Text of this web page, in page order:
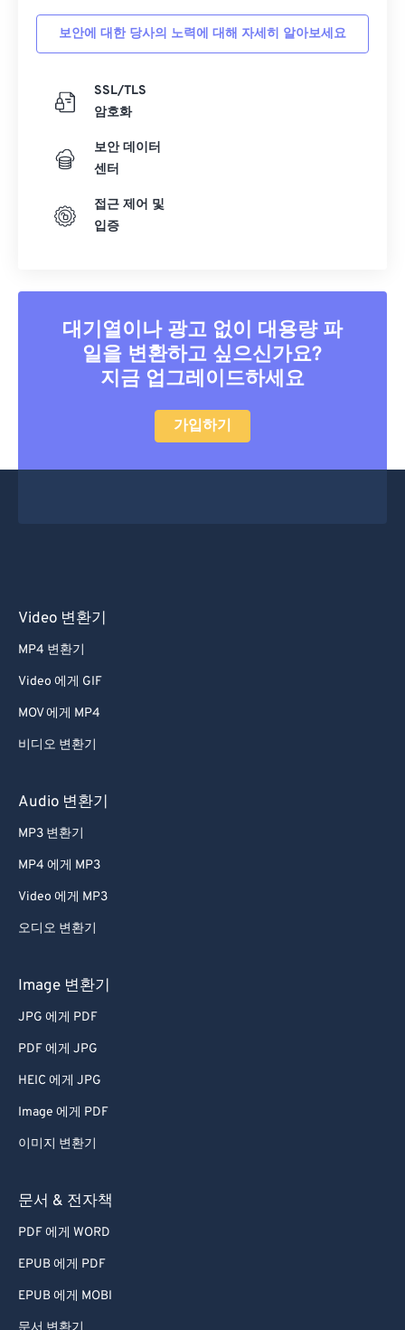
보안에 대한 당사의 노력에 대해 자세히 알아보세요
SSL/TLS
암호화
보안 데이터
센터
접근 제어 및
입증
대기열이나 광고 없이 대용량 파
일을 변환하고 싶으신가요?
지금 업그레이드하세요
가입하기
Video 변환기
MP4 변환기
Video 에게 GIF
MOV 에게 MP4
비디오 변환기
Audio 변환기
MP3 변환기
MP4 에게 MP3
Video 에게 MP3
오디오 변환기
Image 변환기
JPG 에게 PDF
PDF 에게 JPG
HEIC 에게 JPG
Image 에게 PDF
이미지 변환기
문서 & 전자책
PDF 에게 WORD
EPUB 에게 PDF
EPUB 에게 MOBI